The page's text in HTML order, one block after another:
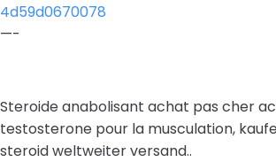
4d59d0670078
—-
Steroide anabolisant achat pas cher
testosterone pour la musculation,
steroid weltweiter versand..